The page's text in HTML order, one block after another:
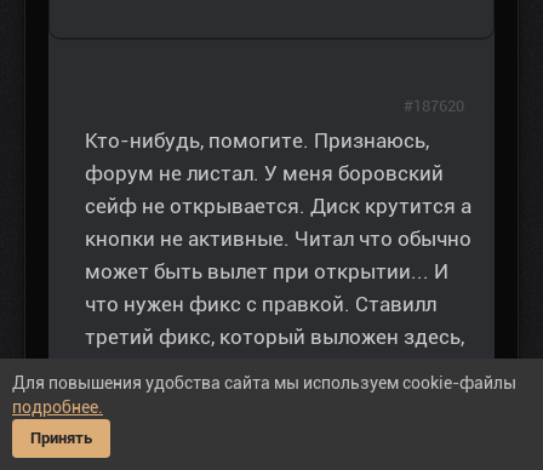
Кто-нибудь, помогите. Признаюсь,
форум не листал. У меня боровский
сейф не открывается. Диск крутится а
кнопки не активные. Читал что обычно
может быть вылет при открытии... И
что нужен фикс с правкой. Ставилл
третий фикс, который выложен здесь,
в загрузках с игрой. Игру начал с
начала, но сейф глух к моим мольбам.
#187620
Для повышения удобства сайта мы используем cookie-файлы
подробнее.
Принять